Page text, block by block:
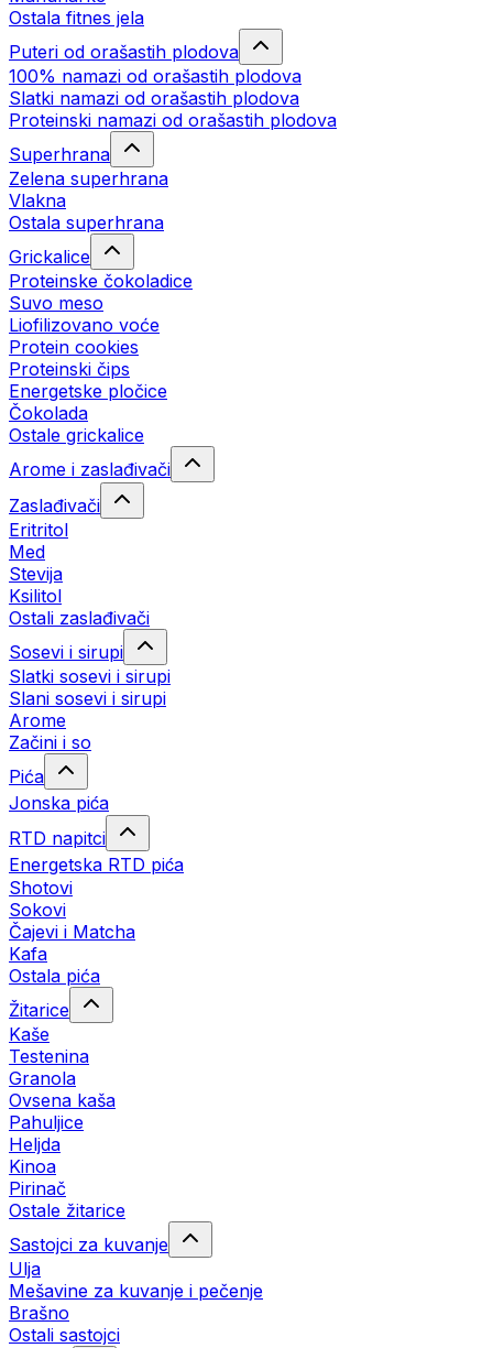
Ostala fitnes jela
Puteri od orašastih plodova
100% namazi od orašastih plodova
Slatki namazi od orašastih plodova
Proteinski namazi od orašastih plodova
Superhrana
Zelena superhrana
Vlakna
Ostala superhrana
Grickalice
Proteinske čokoladice
Suvo meso
Liofilizovano voće
Protein cookies
Proteinski čips
Energetske pločice
Čokolada
Ostale grickalice
Arome i zaslađivači
Zaslađivači
Eritritol
Med
Stevija
Ksilitol
Ostali zaslađivači
Sosevi i sirupi
Slatki sosevi i sirupi
Slani sosevi i sirupi
Arome
Začini i so
Pića
Jonska pića
RTD napitci
Energetska RTD pića
Shotovi
Sokovi
Čajevi i Matcha
Kafa
Ostala pića
Žitarice
Kaše
Testenina
Granola
Ovsena kaša
Pahuljice
Heljda
Kinoa
Pirinač
Ostale žitarice
Sastojci za kuvanje
Ulja
Mešavine za kuvanje i pečenje
Brašno
Ostali sastojci